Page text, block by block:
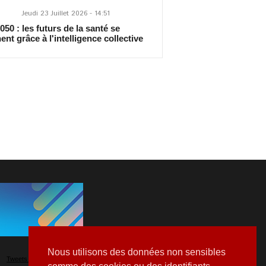
Nous utilisons des données non sensibles
Jeudi 23 Juillet 2026 - 14:51
: les futurs de la santé se
grâce à l'intelligence collective
Tweets by Hospitalia_Mag